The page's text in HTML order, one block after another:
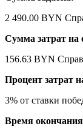
2 490.00 BYN
Сумма затрат на
156.63 BYN
Процент затрат
3% от ставки
Время